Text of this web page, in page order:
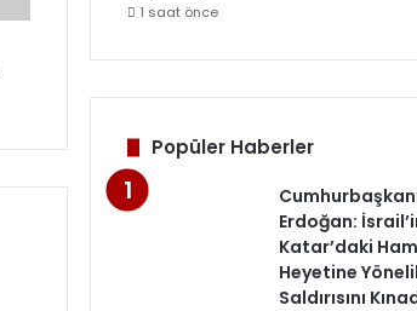
1 saat önce
Popüler Haberler
Erdoğan:
Katar’daki
Heyetine
Saldırısını